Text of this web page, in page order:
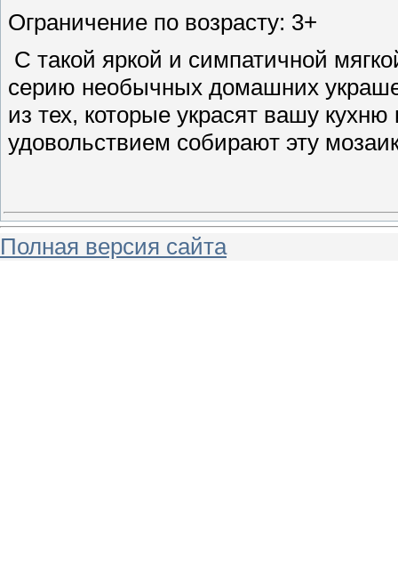
Ограничение по возрасту: 3+
С такой яркой и симпатичной
серию необычных домашних
из тех, которые украсят вашу
удовольствием собирают эту
Полная версия сайта